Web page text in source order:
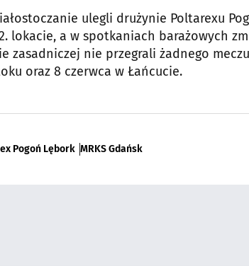
ulegli drużynie Poltarexu
lokacie, a w spotkaniach barażowych
zasadniczej nie przegrali żadnego
oraz 8 czerwca w Łańcucie.
Pogoń Lębork MRKS Gdańsk